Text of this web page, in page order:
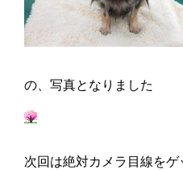
の、写真となりました
次回は絶対カメラ目線を